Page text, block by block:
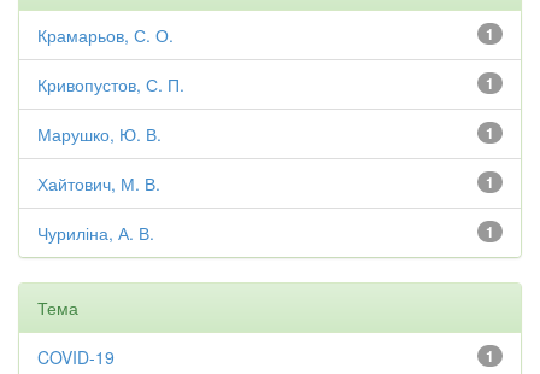
1
Крамарьов, С. О.
1
Кривопустов, С. П.
1
Марушко, Ю. В.
1
Хайтович, М. В.
1
Чуриліна, А. В.
Тема
1
COVID-19